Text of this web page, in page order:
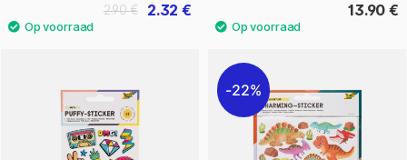
2.32 €
2.90 € 13.90 €
22%